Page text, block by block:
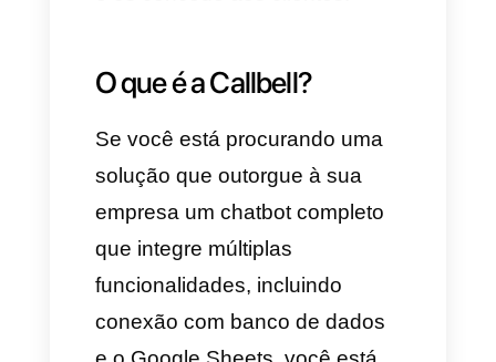
do banco de dados de cada
no automático.
Outros casos de uso?
Temos 3 principais cenários
onde podemos criar